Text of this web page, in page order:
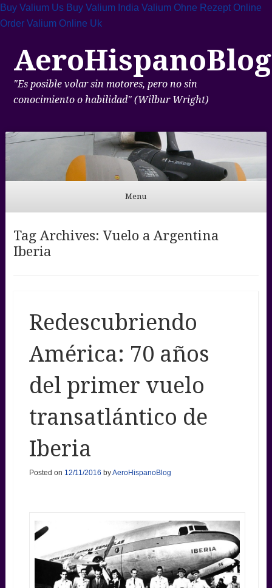
Buy Valium Us Buy Valium India Valium Ohne Rezept Online
Order Valium Online Uk
AeroHispanoBlog
"Es posible volar sin motores, pero no sin
conocimiento o habilidad" (Wilbur Wright)
Menu
Tag Archives:Vuelo a Argentina
Iberia
Redescubriendo
América: 70 años
del primer vuelo
transatlántico de
Iberia
Posted on 12/11/2016 byAeroHispanoBlog